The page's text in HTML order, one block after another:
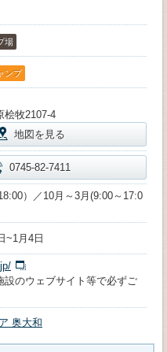
場
ンプ
桧牧2107-4
地図を見る
0745-82-7411
）／10月～3月(9:00～17:0
~1月4日
のウェブサイト等で必ずご
奥大和